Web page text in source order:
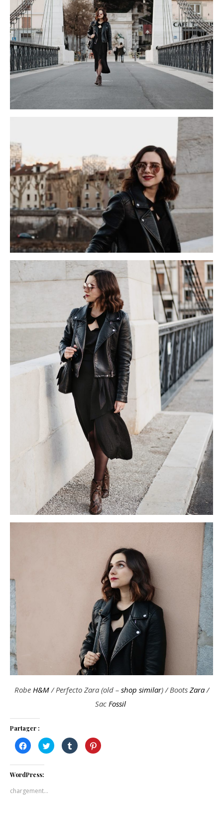
Robe H&M/ Perfecto Zara (old – shop similar) / Boots Zara/
Sac Fossil
Partager :
Cliquez
pour
partager
Facebook(ouvre
dans
une
fenêtre)
Cliquez
pour
partager
Cliquez
pour
partager
Cliquez
pour
WordPress:
chargement…